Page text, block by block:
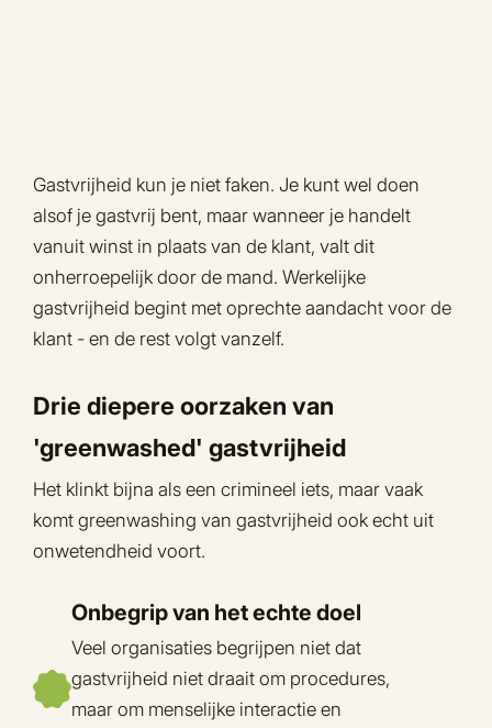
Gastvrijheid kun je niet faken. Je kunt wel doen
alsof je gastvrij bent, maar wanneer je handelt
vanuit winst in plaats van de klant, valt dit
onherroepelijk door de mand. Werkelijke
gastvrijheid begint met oprechte aandacht voor de
klant - en de rest volgt vanzelf.
Drie diepere oorzaken van
'greenwashed' gastvrijheid
Het klinkt bijna als een crimineel iets, maar vaak
komt greenwashing van gastvrijheid ook echt uit
onwetendheid voort.
Onbegrip van het echte doel
Veel organisaties begrijpen niet dat
gastvrijheid niet draait om procedures,
maar om menselijke interactie en